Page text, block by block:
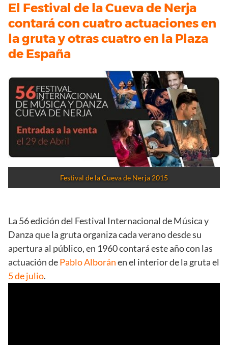
El Festival de la Cueva de Nerja
contará con cuatro actuaciones en
la gruta y otras cuatro en la Plaza
de España
Festival de la Cueva de Nerja 2015
La 56 edición del Festival Internacional de Música y
Danza que la gruta organiza cada verano desde su
apertura al público, en 1960 contará este año con las
actuación dePablo Alboránen el interior de la gruta el
5 de julio.